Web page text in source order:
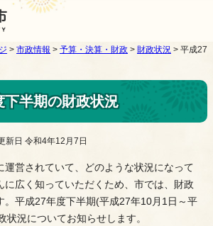
> 市政情報 > 予算・決算・財政 > 財政状況 > 平成27
下半期の財政状況
日 令和4年12月7日
運営されていて、どのような状況になって
に広く知っていただくため、市では、財政
。平成27年度下半期(平成27年10月1日～平
状況についてお知らせします。